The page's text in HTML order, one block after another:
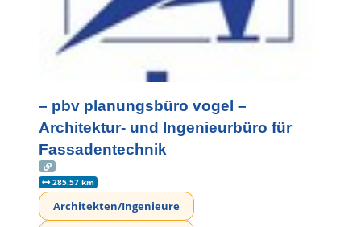
– pbv planungsbüro vogel –
Architektur- und Ingenieurbüro für
Fassadentechnik
285.57 km
Architekten/Ingenieure